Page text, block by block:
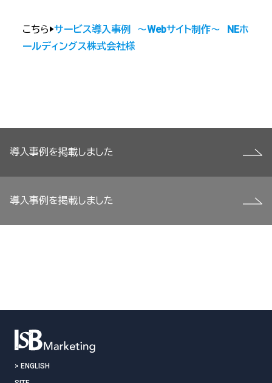
こちら▶サービス導入事例 ～Webサイト制作～ NEホ
ールディングス株式会社様
導入事例を掲載しました
導入事例を掲載しました
> ENGLISH